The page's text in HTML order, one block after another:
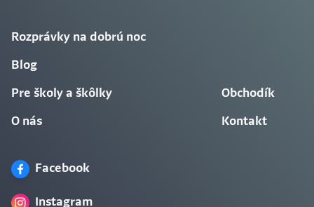
Rozprávky na dobrú noc
Blog
Pre školy a škôlky
O nás
Obchodík
Kontakt
Facebook
Instagram